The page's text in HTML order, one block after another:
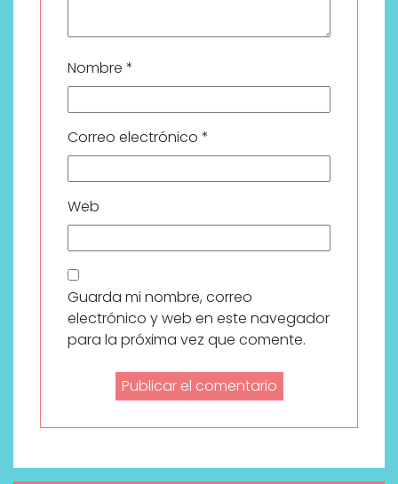
Nombre *
Correo electrónico *
Web
Guarda mi nombre, correo
electrónico y web en este navegador
para la próxima vez que comente.